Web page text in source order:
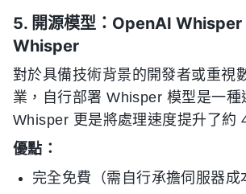
5. 開源模型：OpenAI
Whisper
對於具備技術背景的開發者或重視
業，自行部署 Whisper 模型是一
Whisper 更是將處理速度提升了約
優點：
完全免費（需自行承擔伺服器成